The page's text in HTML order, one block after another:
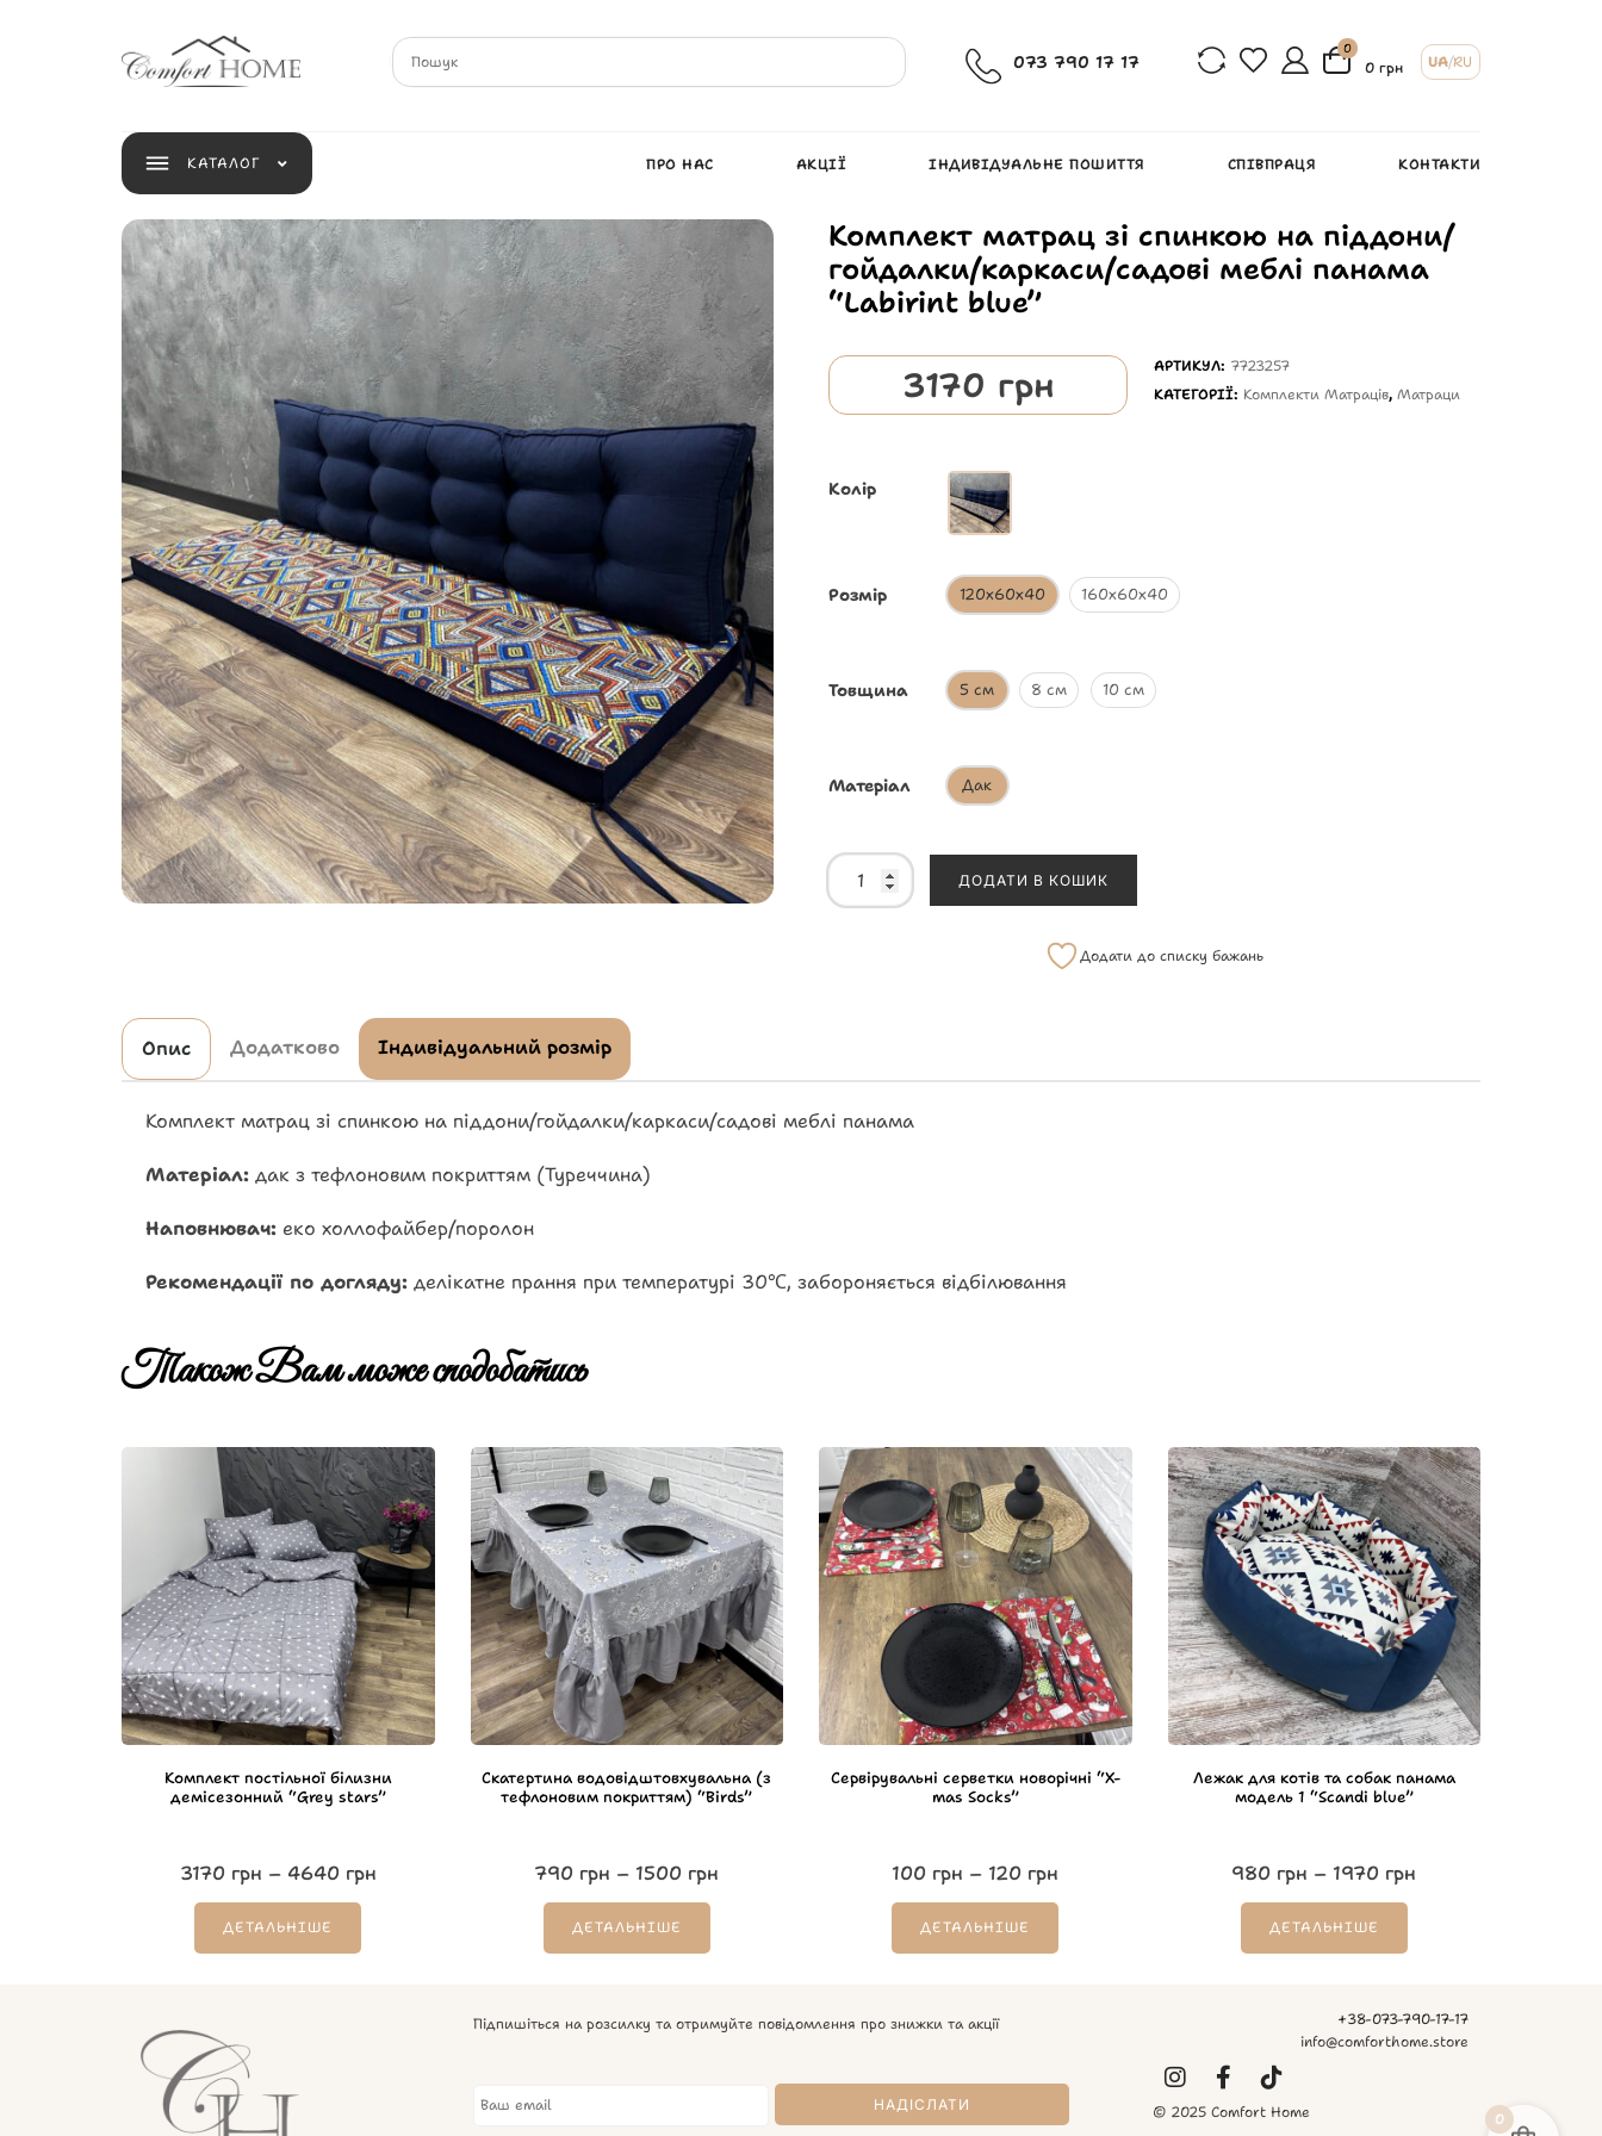
073 790 17 17
0
0 грн UA/RU
КАТАЛОГ ПРО НАС АКЦІЇ ІНДИВІДУАЛЬНЕ ПОШИТТЯ СПІВПРАЦЯ КОНТАКТИ
Комплект матрац зі спинкою на піддони/
гойдалки/каркаси/садові меблі панама
“Labirint blue”
3170 грн АРТИКУЛ: 7723257
КАТЕГОРІЇ: Комплекти Матраців,Матраци
Колір
Розмір 120х60х40 160х60х40
Товщина 5 см 8 см 10 см
Матеріал Дак
ДОДАТИ В КОШИК
Додати до списку бажань
Опис Додатково Індивідуальний розмір
Комплект матрац зі спинкою на піддони/гойдалки/каркаси/садові меблі панама
Матеріал: дак з тефлоновим покриттям (Туреччина)
Наповнювач: еко холлофайбер/поролон
Рекомендації по догляду: делікатне прання при температурі 30℃, забороняється відбілювання
Також Вам може сподобатись
Комплект постільної білизни
демісезонний “Grey stars”
3170 грн – 4640 грн
ДЕТАЛЬНІШЕ
Скатертина водовідштовхувальна (з
тефлоновим покриттям) “Birds”
790 грн – 1500 грн
ДЕТАЛЬНІШЕ
Сервірувальні серветки новорічні “X-
mas Socks”
100 грн – 120 грн
ДЕТАЛЬНІШЕ
Лежак для котів та собак панама
модель 1 “Scandi blue”
980 грн – 1970 грн
ДЕТАЛЬНІШЕ
Підпишіться на розсилку та отримуйте повідомлення про знижки та акції
+38-073-790-17-17
info@comforthome.store
© 2025 Comfort Home 0